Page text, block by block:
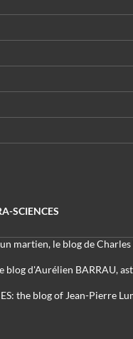
SCIENCES
martien, le blog de
blog d'Aurélien BARRAU,
the blog of Jean-Pierre